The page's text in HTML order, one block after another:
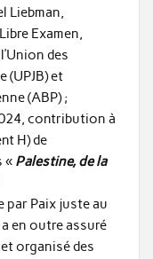
Liebman,
Examen,
des
(UPJB) et
(ABP) ;
contribution à
H) de
« Palestine, de la
par Paix juste au
en outre assuré
organisé des